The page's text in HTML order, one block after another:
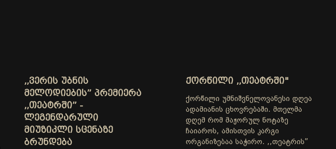
,,ᲕᲔᲠᲘᲡ ᲣᲑᲜᲘᲡ
ᲛᲔᲚᲝᲓᲘᲔᲑᲘᲡ” ᲞᲠᲔᲛᲘᲔᲠᲐ
,,ᲗᲔᲐᲢᲠᲨᲘ” -
ᲚᲔᲒᲔᲜᲓᲐᲠᲣᲚᲘ
ᲛᲘᲣᲖᲘᲙᲚᲘ ᲡᲪᲔᲜᲐᲖᲔ
ᲑᲠᲣᲜᲓᲔᲑᲐ
ᲥᲝᲠᲬᲘᲚᲘ ,,ᲗᲔᲐᲢᲠᲨᲘ"
ქორწილი უმნიშვნელოვანესი დღეა
ადამიანის ცხოვრებაში. მთელმა
დღემ რომ მაჟორულ ნოტაზე
ჩაიაროს, ამისთვის კარგი
ორგანიზებაა საჭირო. ,,თეატრის”